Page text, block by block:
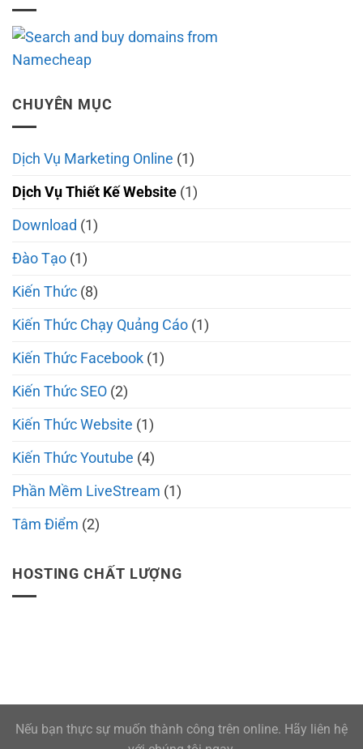
CHUYÊN MỤC
Dịch Vụ Marketing Online (1)
Dịch Vụ Thiết Kế Website (1)
Download (1)
Đào Tạo (1)
Kiến Thức (8)
Kiến Thức Chạy Quảng Cáo (1)
Kiến Thức Facebook (1)
Kiến Thức SEO (2)
Kiến Thức Website (1)
Kiến Thức Youtube (4)
Phần Mềm LiveStream (1)
Tâm Điểm (2)
HOSTING CHẤT LƯỢNG
Nếu bạn thực sự muốn thành công trên online. Hãy liên hệ